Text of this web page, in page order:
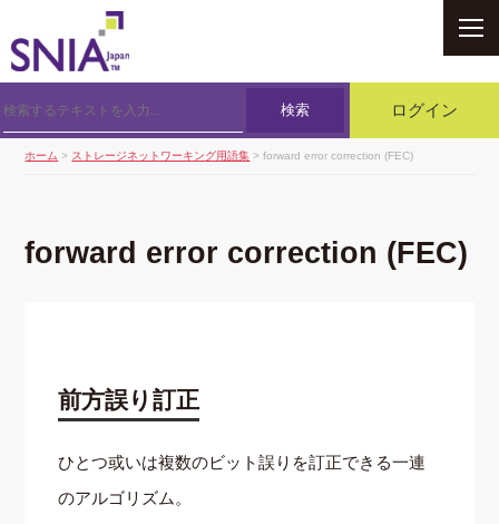
検索 ログイン
ホーム > ストレージネットワーキング用語集 > forward error correction (FEC)
forward error correction (FEC)
前方誤り訂正
ひとつ或いは複数のビット誤りを訂正できる一連
のアルゴリズム。